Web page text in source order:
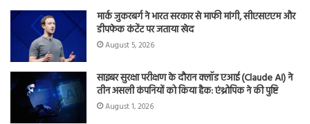
मार्क जुकरबर्ग ने भारत सरकार से माफी मांगी, सीएसएएम और
डीपफेक कंटेंट पर जताया खेद
August 5, 2026
साइबर सुरक्षा परीक्षण के दौरान क्लॉड एआई (Claude AI) ने
तीन असली कंपनियों को किया हैक: एंथ्रोपिक ने की पुष्टि
August 1, 2026